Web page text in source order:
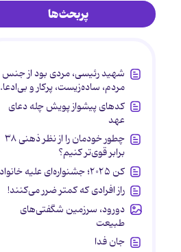
پربحث‌ها
شهید رئیسی، مردی بود از جنس
مردم، ساده‌زیست، پرکار و بی‌ادعا.
کدهای پیشواز پویش چله دعای
عهد
چطور خودمان را از نظر ذهنی ۳۸
برابر قوی‌تر کنیم؟
کن ۲۰۲۵؛ جشنواره‌ای علیه خانواده
راز افرادی که کمتر ضرر می‌کنند!
دورود، سرزمین شگفتی‌های
طبیعت
جان فدا